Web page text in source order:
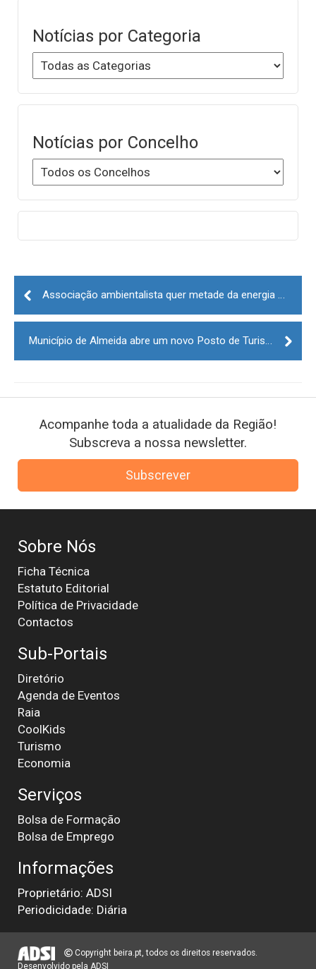
Notícias por Categoria
Notícias por Concelho
Post
navigation
Associação ambientalista quer metade da energia em Portugal renovável em 2030
Município de Almeida abre um novo Posto de Turismo em Castelo Mendo
Acompanhe toda a atualidade da Região!
Subscreva a nossa newsletter.
Subscrever
Sobre Nós
Ficha Técnica
Estatuto Editorial
Política de Privacidade
Contactos
Sub-Portais
Diretório
Agenda de Eventos
Raia
CoolKids
Turismo
Economia
Serviços
Bolsa de Formação
Bolsa de Emprego
Informações
Proprietário: ADSI
Periodicidade: Diária
Copyright beira.pt, todos os direitos reservados.
Desenvolvido pela ADSI